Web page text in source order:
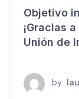
Objetivo
¡Gracias
Unión de
by